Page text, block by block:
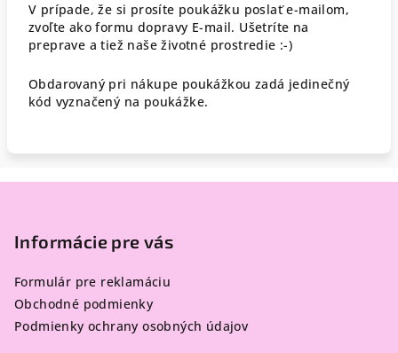
V prípade, že si prosíte poukážku poslať e-mailom,
zvoľte ako formu dopravy E-mail. Ušetríte na
preprave a tiež naše životné prostredie :-)
Obdarovaný pri nákupe poukážkou zadá jedinečný
kód vyznačený na poukážke.
Informácie pre vás
Formulár pre reklamáciu
Obchodné podmienky
Podmienky ochrany osobných údajov